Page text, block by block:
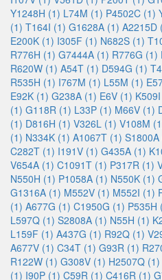
Y1248H (1) L74M (1) P4502C (1)
(1) T164I (1) G1628A (1) A2215D
E200K (1) I305F (1) N682S (1)
R776H (1) G7444A (1) R776G (1)
R620W (1) A54T (1) D594G (1)
R535H (1) I767M (1) L55M (1)
E92K (1) G238A (1) E6V (1)
(1) G118R (1) L33P (1) M66V (1)
(1) D816H (1) V326L (1) V108M
(1) N334K (1) A1067T (1) S1800A
C282T (1) I191V (1) G435A (1)
V654A (1) C1091T (1) P317R (1)
N550H (1) P1058A (1) N550K (1)
G1316A (1) M552V (1) M552I (1)
(1) A677G (1) C1950G (1) P535H
L597Q (1) S2808A (1) N55H (1)
L159F (1) A437G (1) R92Q (1)
A677V (1) C34T (1) G93R (1)
R122W (1) G308V (1) H2507Q (1)
(1) I90P (1) C59R (1) C416R (1)